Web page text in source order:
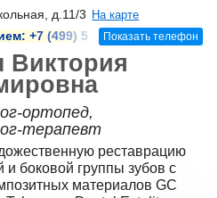
д.11/3
На карте
+7 (499) 5 Показать телефон
Виктория
ортопед,
терапевт
реставрацию
и боковой группы зубов с
материалов GC